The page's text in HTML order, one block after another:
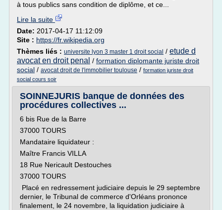
à tous publics sans condition de diplôme, et ce...
Lire la suite
Date: 2017-04-17 11:12:09
Site : https://fr.wikipedia.org
Thèmes liés : universite lyon 3 master 1 droit social / etude d
avocat en droit penal / formation diplomante juriste droit
social / avocat droit de l'immobilier toulouse / formation juriste droit
social cours soir
SOINNEJURIS banque de données des
procédures collectives ...
6 bis Rue de la Barre
37000 TOURS
Mandataire liquidateur :
Maître Francis VILLA
18 Rue Nericault Destouches
37000 TOURS
Placé en redressement judiciaire depuis le 29 septembre
dernier, le Tribunal de commerce d'Orléans prononce
finalement, le 24 novembre, la liquidation judiciaire à